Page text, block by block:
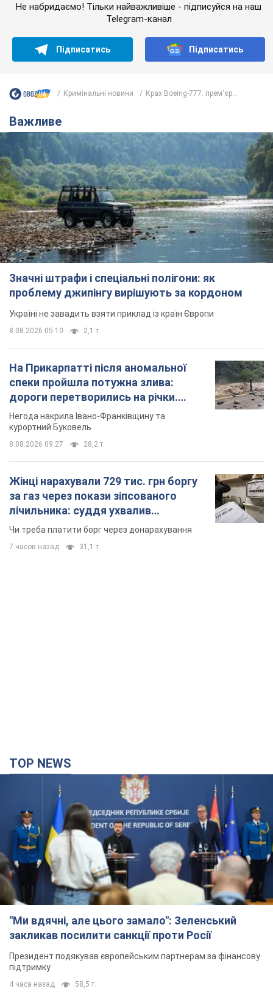
Не набридаємо! Тільки найважливіше - підписуйся на наш
Telegram-канал
Підписатись Підписатись
Кримінальні новини Крах Boeing-777: прем'єр...
Важливе
Значні штрафи і спеціальні полігони: як
проблему джипінгу вирішують за кордоном
Україні не завадить взяти приклад із країн Європи
8.08.2026 05:10 2,1 т.
На Прикарпатті після аномальної
спеки пройшла потужна злива:
дороги перетворились на річки.
Відео
Негода накрила Івано-Франківщину та
курортний Буковель
8.08.2026 09:27 28,2 т.
Жінці нарахували 729 тис. грн боргу
за газ через покази зіпсованого
лічильника: суддя ухвалив
неочікуване рішення
Чи треба платити борг через донарахування
7 часов назад 31,1 т.
TOP NEWS
"Ми вдячні, але цього замало": Зеленський
закликав посилити санкції проти Росії
Президент подякував європейським партнерам за фінансову
підтримку
4 часа назад 58,5 т.